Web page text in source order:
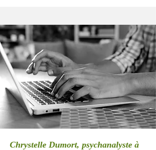
Chrystelle Dumort, psychanalyste à